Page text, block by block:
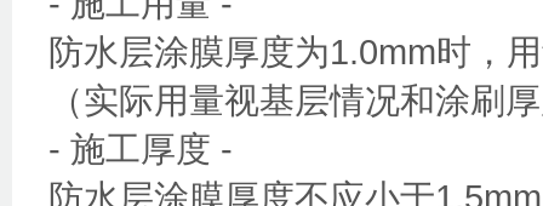
防水层涂膜厚度为1.0mm时，
（实际用量视基层情况和涂刷
- 施工厚度 -
防水层涂膜厚度不应小于